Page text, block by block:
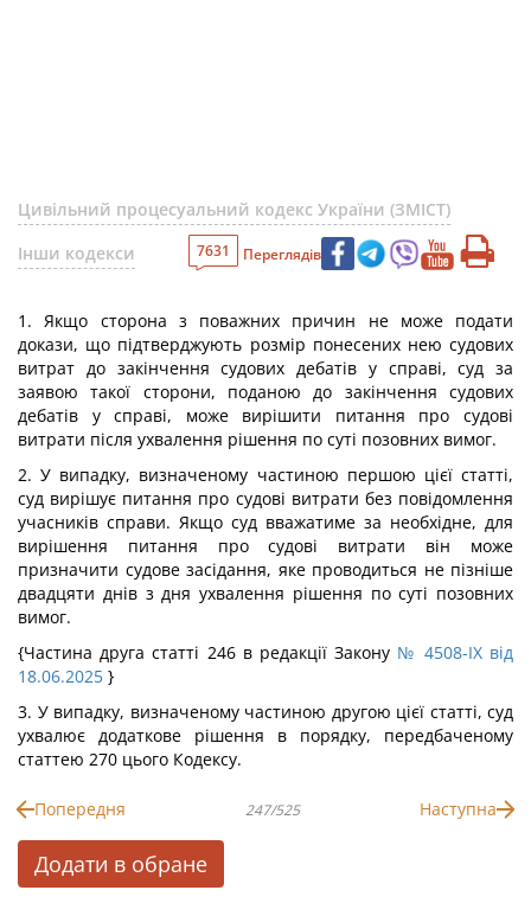
Цивільний процесуальний кодекс України (ЗМІСТ)
Інши кодекси
7631 Переглядів
1. Якщо сторона з поважних причин не може подати
докази, що підтверджують розмір понесених нею судових
витрат до закінчення судових дебатів у справі, суд за
заявою такої сторони, поданою до закінчення судових
дебатів у справі, може вирішити питання про судові
витрати після ухвалення рішення по суті позовних вимог.
2. У випадку, визначеному частиною першою цієї статті,
суд вирішує питання про судові витрати без повідомлення
учасників справи. Якщо суд вважатиме за необхідне, для
вирішення питання про судові витрати він може
призначити судове засідання, яке проводиться не пізніше
двадцяти днів з дня ухвалення рішення по суті позовних
вимог.
{Частина друга статті 246 в редакції Закону № 4508-IX від
18.06.2025 }
3. У випадку, визначеному частиною другою цієї статті, суд
ухвалює додаткове рішення в порядку, передбаченому
статтею 270 цього Кодексу.
Попередня 247/525 Наступна
Додати в обране